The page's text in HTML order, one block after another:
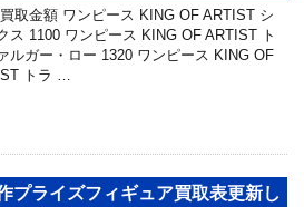
取金額 ワンピース KING OF ARTIST シ
ス 1100 ワンピース KING OF ARTIST ト
ルガー・ロー 1320 ワンピース KING OF
トラ …
プライズフィギュア買取表更新し